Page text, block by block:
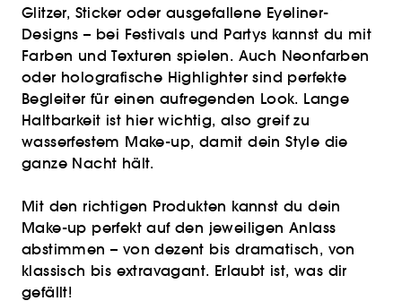
Glitzer, Sticker oder ausgefallene Eyeliner-
Designs – bei Festivals und Partys kannst du mit
Farben und Texturen spielen. Auch Neonfarben
oder holografische Highlighter sind perfekte
Begleiter für einen aufregenden Look. Lange
Haltbarkeit ist hier wichtig, also greif zu
wasserfestem Make-up, damit dein Style die
ganze Nacht hält.
Mit den richtigen Produkten kannst du dein
Make-up perfekt auf den jeweiligen Anlass
abstimmen – von dezent bis dramatisch, von
klassisch bis extravagant. Erlaubt ist, was dir
gefällt!